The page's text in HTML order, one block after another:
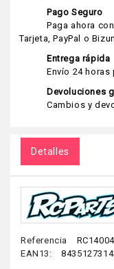
Pago Seguro
Paga ahora
Tarjeta, PayPal o
Entrega rápida
Envío 24
Devoluciones
Cambios y
Detalles
Referencia
EAN13: